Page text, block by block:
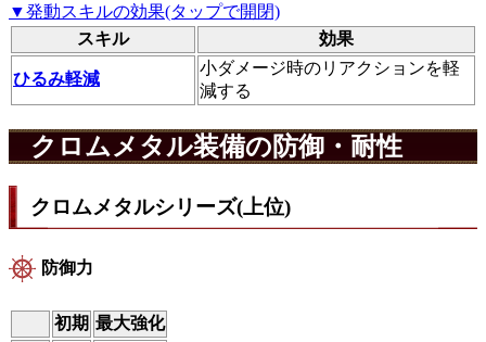
▼発動スキルの効果(タップで開閉)
スキル
効果
ひるみ軽減
小ダメージ時のリアクションを軽
減する
クロムメタル装備の防御・耐性
クロムメタルシリーズ(上位)
防御力
初期 最大強化